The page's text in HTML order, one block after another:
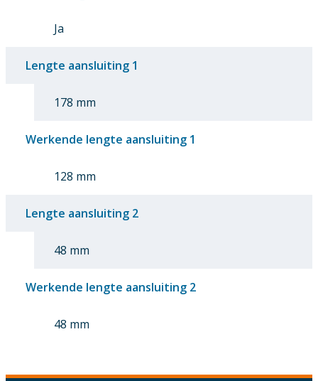
Ja
Lengte aansluiting 1
178 mm
Werkende lengte aansluiting 1
128 mm
Lengte aansluiting 2
48 mm
Werkende lengte aansluiting 2
48 mm